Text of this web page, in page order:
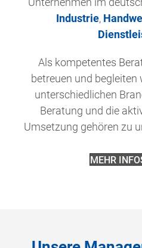
Industrie,
Als kompetentes
betreuen und begleiten
unterschiedlichen
Beratung und die
Umsetzung gehören zu
MEHR